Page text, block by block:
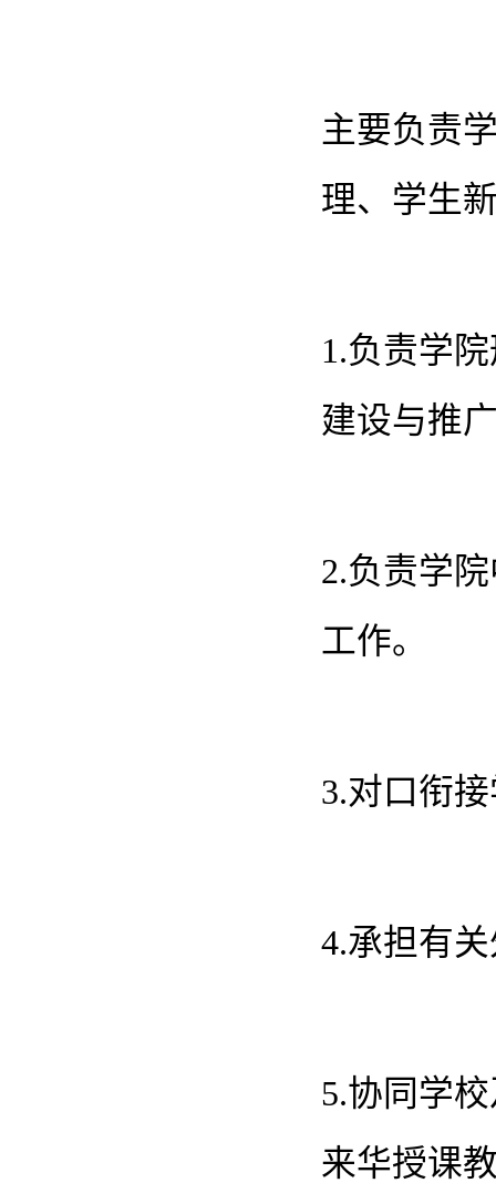
主要负责
理、学生
1.负责学
建设与推
2.负责学
工作。
3.对口衔
4.承担有
5.协同学
来华授课